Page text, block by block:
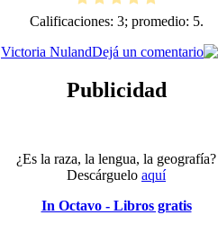
Calificaciones: 3; promedio: 5.
Victoria NulandDejá un comentarioen
Publicidad
¿Es la raza, la lengua, la geografía?
Descárguelo aquí
In Octavo - Libros gratis